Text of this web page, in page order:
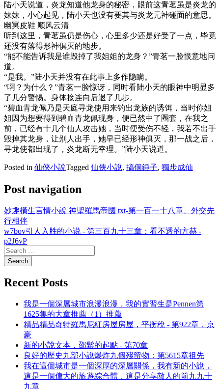
陆小天说道，炎龙知道他龙身的秘密，眼前这青茗虽是炎龙的
妹妹，小心起见，陆小天也没有要其与炎龙元神碰面的意思。
幽冥皮鞋 顺风云清
听到这里，青茗虽仍是伤心，心里多少还是好受了一点，毕竟
还没有落得形神俱灭的地步。
“能不能告诉我是谁毁掉了我姐姐的龙身？”青茗一脸恨意地问
道。
“是我。”陆小天并没有在此事上多作隐瞒。
“啊？为什么？”青茗一脸惊讶，同时看陆小天的眼神中明显多
了几分警惕。身体接连向后退了几步。
“碧血青龙佩乃是天庭寻龙使用来钓出龙族的诱饵，当时你姐
姐因为想要得到碧血青龙佩现身，便已然中了圈套，在我之
前，已经有十几个仙人攻击她，当时便受伤不轻，我若不出手
毁掉其龙身，让别人出手，她早已经形神俱灭，那一战之后，
寻龙使都出现了，炎龙断无幸理。”陆小天说道。
Posted in 仙俠小說Tagged 仙俠小說, 搞個錘子, 獨步成仙
Post navigation
妙趣橫生言情小說 神聖羅馬帝國 txt-第一百一十八章、外交先
行相伴
w7bov引人入胜的小说 - 第三百九十三章：看不透的方赫 -
p2J6vP
Recent Posts
我是一個深層城市浪漫浪漫，我的實習生是Pennen第
1625集的大章推薦（1）推薦
精品精品奇特羅馬尼紅房屋房屋，平衡稅 - 第922章，京
豪
新的小說文本，邵鬆的起點 - 第70章
良好的歷史九部小說爆炸九個殘留物：第5615章祖先
我在這個城市是一個深厚的深層關係，我有新的小說，
這是一個偉大的旅遊綜合體，這是分享敵人的前九九十
九章